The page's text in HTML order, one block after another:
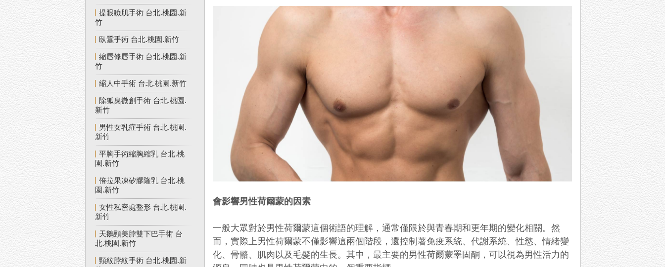
提眼瞼肌手術 台北.桃園.新
竹
臥蠶手術 台北.桃園.新竹
縮唇修唇手術 台北.桃園.新
竹
縮人中手術 台北.桃園.新竹
除狐臭微創手術 台北.桃園.
新竹
男性女乳症手術 台北.桃園.
新竹
平胸手術縮胸縮乳 台北.桃
園.新竹
倍拉果凍矽膠隆乳 台北.桃
園.新竹
女性私密處整形 台北.桃園.
新竹
天鵝頸美脖雙下巴手術 台
北.桃園.新竹
頸紋脖紋手術 台北.桃園.新
會影響男性荷爾蒙的因素
一般大眾對於男性荷爾蒙這個術語的理解，通常僅限於與青春期和更年期的變化相關。然
而，實際上男性荷爾蒙不僅影響這兩個階段，還控制著免疫系統、代謝系統、性慾、情緒變
化、骨骼、肌肉以及毛髮的生長。其中，最主要的男性荷爾蒙睪固酮，可以視為男性活力的